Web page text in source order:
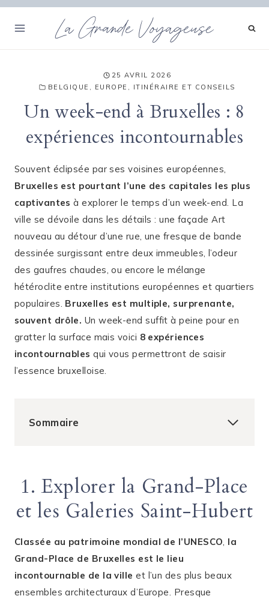
Aller
La Grande Voyageuse
25 AVRIL 2026
BELGIQUE , EUROPE , ITINÉRAIRE ET CONSEILS
Un week-end à Bruxelles : 8
expériences incontournables
Souvent éclipsée par ses voisines européennes,
Bruxelles est pourtant l’une des capitales les plus
captivantes à explorer le temps d’un week-end. La
ville se dévoile dans les détails : une façade Art
nouveau au détour d’une rue, une fresque de bande
dessinée surgissant entre deux immeubles, l’odeur
des gaufres chaudes, ou encore le mélange
hétéroclite entre institutions européennes et quartiers
populaires. Bruxelles est multiple, surprenante,
souvent drôle. Un week-end suffit à peine pour en
gratter la surface mais voici 8 expériences
incontournablesqui vous permettront de saisir
l’essence bruxelloise.
Sommaire
1. Explorer la Grand-Place
et les Galeries Saint-Hubert
Classée au patrimoine mondial de l’UNESCO, la
Grand-Place de Bruxelles est le lieu
incontournable de la ville et l’un des plus beaux
ensembles architecturaux d’Europe. Presque